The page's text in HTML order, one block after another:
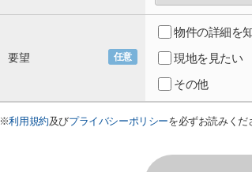
任意
要望
物件の詳細を
現地を見たい
その他
※利用規約及びプライバシーポリシーを必ずお読みくだ